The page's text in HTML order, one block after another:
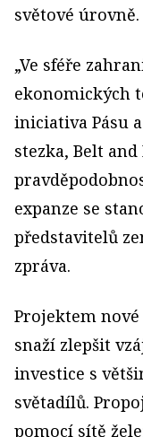
světové úrovně.
„Ve sféře
ekonomických
iniciativa Pásu
stezka, Belt
expanze se
představitelů
zpráva.
Projektem nové
snaží zlepšit
investice s
světadílů.
pomocí sítě